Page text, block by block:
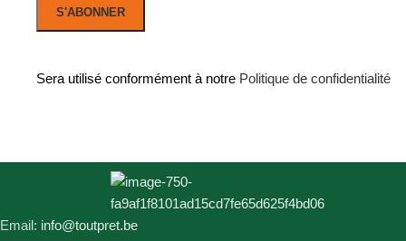
Sera utilisé conformément à notre Politique de confidentialité
Email: info@toutpret.be